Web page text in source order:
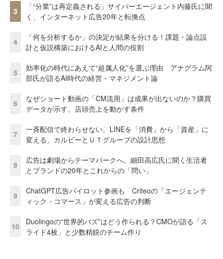
3
「“分業”は再定義される」サイバーエージェント内藤氏に聞
く、インターネット広告20年と転換点
4
「何を分析するか」の決定が結果を分ける！課題・論点設
計と仮説構築におけるAIと人間の役割
5
効率化の時代にあえて“超属人化”を選ぶ理由 アナグラム阿
部氏が語るAI時代の経営・マネジメント論
6
なぜショート動画の「CM流用」は成果が出ないのか？購買
データが示す、店頭売上を動かす条件
7
一斉配信で終わらせない。LINEを「消費」から「資産」に
変える、カルビーとＵＴグループの設計思想
8
広告は劇場からテーマパークへ。細田高広氏に聞く生活者
とブランドの20年とこれからの「問い」
9
ChatGPT広告パイロット参画も Criteoの「エージェンテ
ィック・コマース」が変える広告の判断
10
Duolingoの“世界的バズ”はどう作られる？CMOが語る「ス
ライド4枚」と少数精鋭のチーム作り